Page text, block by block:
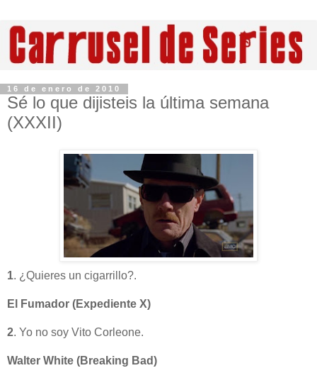
16 de enero de 2010
Sé lo que dijisteis la última semana
(XXXII)
1. ¿Quieres un cigarrillo?.
El Fumador (Expediente X)
2. Yo no soy Vito Corleone.
Walter White (Breaking Bad)